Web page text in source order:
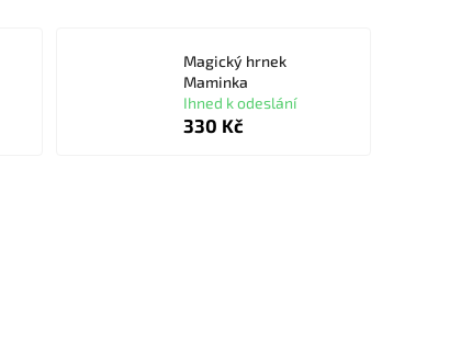
Magický hrnek
Maminka
Ihned k odeslání
330 Kč